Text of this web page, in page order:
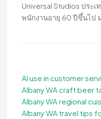
Universal Studios ประ
พนักงานอายุ 60 ปีขึ้นไป
AI use in customer
Albany WA craft beer
Albany WA regional
Albany WA travel tips